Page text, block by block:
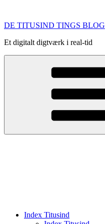
indhold
DE TITUSIND TINGS BLOG
Et digitalt digtværk i real-tid
Index Titusind